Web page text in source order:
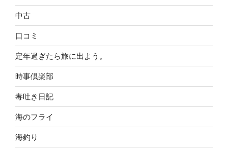
中古
口コミ
定年過ぎたら旅に出よう。
時事倶楽部
毒吐き日記
海のフライ
海釣り